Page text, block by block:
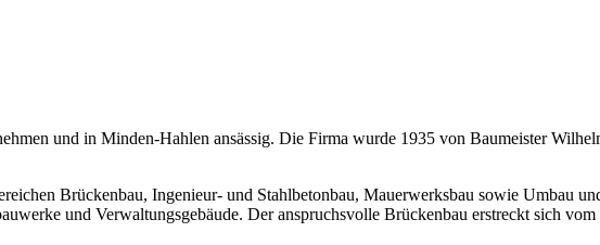
und in Minden-Hahlen ansässig. Die Firma wurde 1935 von Baumeister
Brückenbau, Ingenieur- und Stahlbetonbau, Mauerwerksbau sowie Umbau
und Verwaltungsgebäude. Der anspruchsvolle Brückenbau erstreckt sich